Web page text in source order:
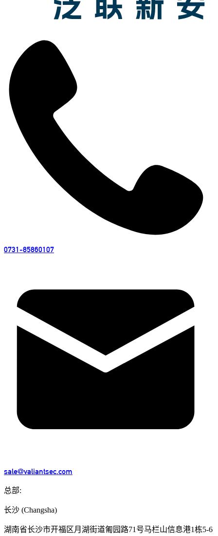
0731-85860107
sale@valiantsec.com
总部:
长沙 (Changsha)
湖南省长沙市开福区月湖街道匍园路71号马栏山信息港1栋5-6